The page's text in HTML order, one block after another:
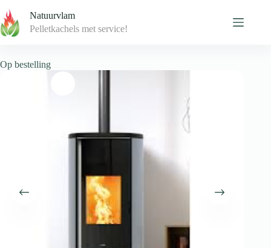
to
content
Natuurvlam
Pelletkachels met service!
Op bestelling